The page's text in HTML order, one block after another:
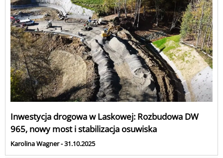
Inwestycja drogowa w Laskowej: Rozbudowa DW
965, nowy most i stabilizacja osuwiska
Karolina Wagner - 31.10.2025